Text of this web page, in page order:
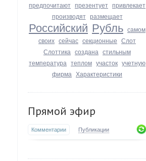
предпочитают презентует привлекает
производят размещает
Российский Рубль самом
своих сейчас секционные Слот
Слоттика создана стильным
температура теплом участок учетную
фирма Характеристики
Прямой эфир
Комментарии Публикации